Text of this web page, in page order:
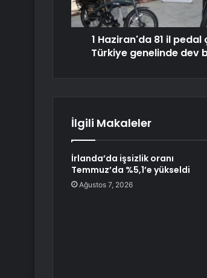
1 Haziran'da 81 il pedal
Türkiye genelinde dev
İlgili Makaleler
İrlanda’da işsizlik oranı
Temmuz’da %5,1’e yükseldi
Ağustos 7, 2026